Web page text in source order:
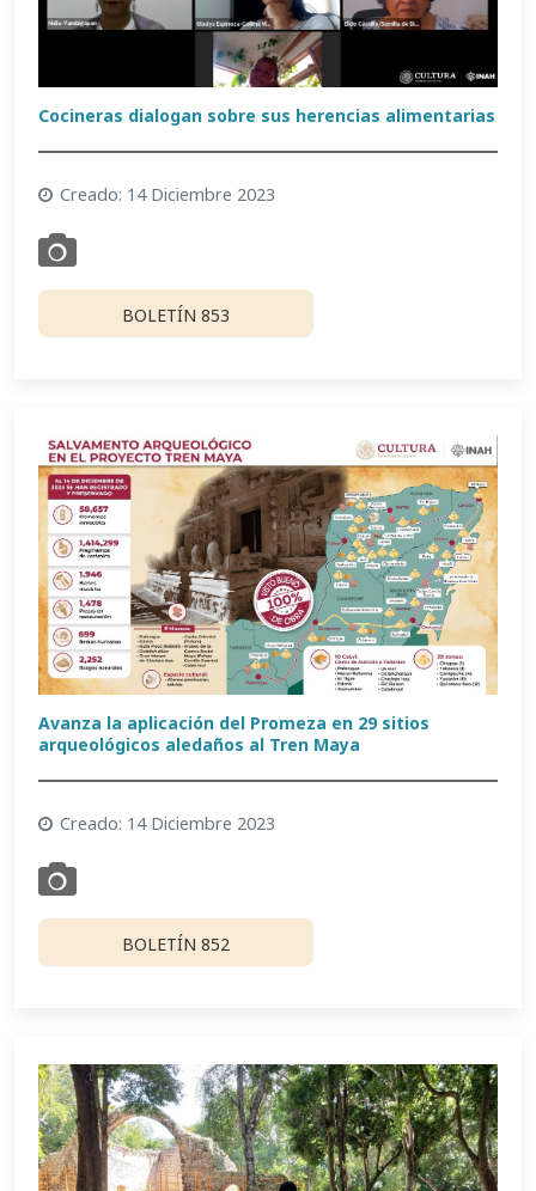
Cocineras dialogan sobre sus herencias alimentarias
Creado: 14 Diciembre 2023
BOLETÍN 853
Avanza la aplicación del Promeza en 29 sitios
arqueológicos aledaños al Tren Maya
Creado: 14 Diciembre 2023
BOLETÍN 852